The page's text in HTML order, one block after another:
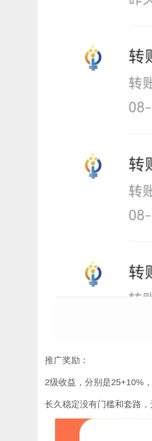
推广奖励：
2级收益，分别是25+10%
长久稳定没有门槛和套路